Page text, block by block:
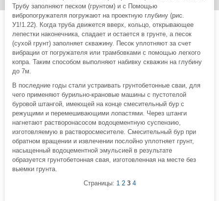
Трубу заполняют песком (грунтом) и с Помощью
вибропогружателя погружают на проектную глубину (рис.
У1!1.22). Когда труба движется вверх, кольцо, открывающее
лепестки наконечника, спадает и остается в грунте, а песок
(сухой грунт) заполняет скважину. Песок уплотняют за счет
вибрации от погружателя или трамбовками с помощью легкого
копра. Таким способом выполняют набивку скважин на глубину
до 7м.
В последние годы стали устраивать грунтобетонные сваи, для
чего применяют бурильно-крановые машины с пустотелой
буровой штангой, имеющей на конце смесительный бур с
режущими и перемешивающими лопастями. Через штанги
нагнетают растворонасосом водоцементную суспензию,
изготовляемую в растворосмесителе. Смесительный бур при
обратном вращении и извлечении послойно уплотняет грунт,
насыщенный водоцементной эмульсией в результате
образуется грунтобетонная свая, изготовленная на месте без
выемки грунта.
Страницы: 1 2 3 4